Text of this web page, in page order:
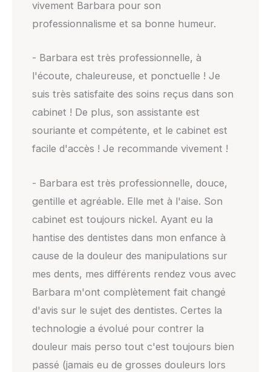
vivement Barbara pour son
professionnalisme et sa bonne humeur.
- Barbara est très professionnelle, à
l'écoute, chaleureuse, et ponctuelle ! Je
suis très satisfaite des soins reçus dans son
cabinet ! De plus, son assistante est
souriante et compétente, et le cabinet est
facile d'accès ! Je recommande vivement !
- Barbara est très professionnelle, douce,
gentille et agréable. Elle met à l'aise. Son
cabinet est toujours nickel. Ayant eu la
hantise des dentistes dans mon enfance à
cause de la douleur des manipulations sur
mes dents, mes différents rendez vous avec
Barbara m'ont complètement fait changé
d'avis sur le sujet des dentistes. Certes la
technologie a évolué pour contrer la
douleur mais perso tout c'est toujours bien
passé (jamais eu de grosses douleurs lors